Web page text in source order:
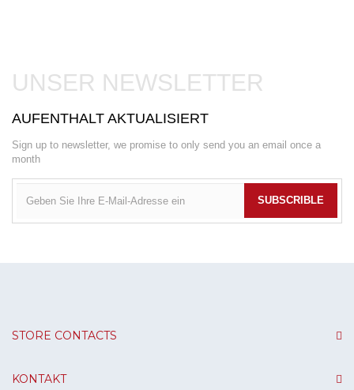
UNSER NEWSLETTER
AUFENTHALT AKTUALISIERT
Sign up to newsletter, we promise to only send you an email once a
month
SUBSCRIBLE
STORE CONTACTS
KONTAKT